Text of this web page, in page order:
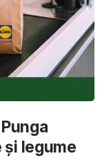
legume